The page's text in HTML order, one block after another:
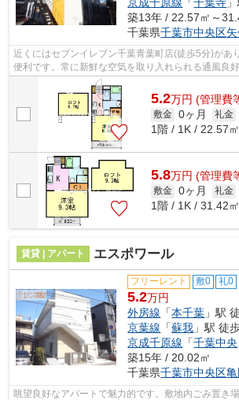
築13年 / 22.57㎡～
千葉県千葉市中央区
近くにはセブンイレブン千葉青葉町店(徒歩5分)があ
便利です。常に新鮮な空気を取り入れられる通風良
眺望良好なアパートで魅力的です。当...
5.2万円 (管理費
敷金 0ヶ月 礼金
1階 / 1K / 22.57㎡
5.8万円 (管理費
敷金 0ヶ月 礼金
1階 / 1K / 31.42㎡
賃貸 | アパート エスポワール
フリーレント 敷0 礼0
5.2万円
外房線 「本千葉 」駅
京葉線 「蘇我 」駅 徒
京成千原線 「千葉中央
築15年 / 20.02㎡
千葉県千葉市中央区
眺望良好なアパートで魅力的です。敷地内ごみ置き